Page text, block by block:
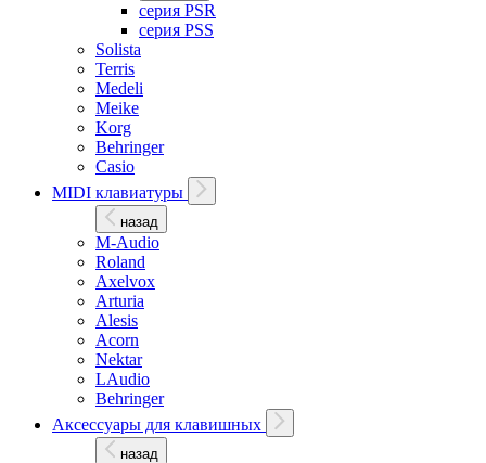
серия PSR
серия PSS
Solista
Terris
Medeli
Meike
Korg
Behringer
Casio
MIDI клавиатуры
назад
M-Audio
Roland
Axelvox
Arturia
Alesis
Acorn
Nektar
LAudio
Behringer
Аксессуары для клавишных
назад